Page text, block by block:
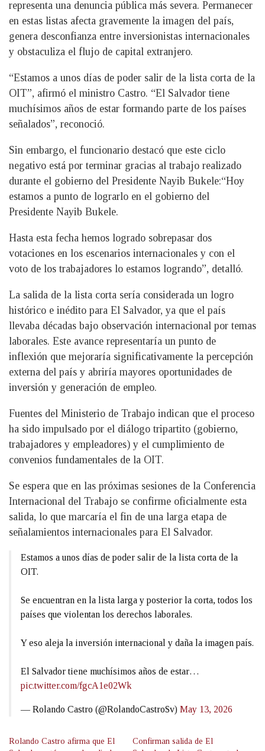
representa una denuncia pública más severa. Permanecer
en estas listas afecta gravemente la imagen del país,
genera desconfianza entre inversionistas internacionales
y obstaculiza el flujo de capital extranjero.
“Estamos a unos días de poder salir de la lista corta de la
OIT”, afirmó el ministro Castro. “El Salvador tiene
muchísimos años de estar formando parte de los países
señalados”, reconoció.
Sin embargo, el funcionario destacó que este ciclo
negativo está por terminar gracias al trabajo realizado
durante el gobierno del Presidente Nayib Bukele:“Hoy
estamos a punto de lograrlo en el gobierno del
Presidente Nayib Bukele.
Hasta esta fecha hemos logrado sobrepasar dos
votaciones en los escenarios internacionales y con el
voto de los trabajadores lo estamos logrando”, detalló.
La salida de la lista corta sería considerada un logro
histórico e inédito para El Salvador, ya que el país
llevaba décadas bajo observación internacional por temas
laborales. Este avance representaría un punto de
inflexión que mejoraría significativamente la percepción
externa del país y abriría mayores oportunidades de
inversión y generación de empleo.
Fuentes del Ministerio de Trabajo indican que el proceso
ha sido impulsado por el diálogo tripartito (gobierno,
trabajadores y empleadores) y el cumplimiento de
convenios fundamentales de la OIT.
Se espera que en las próximas sesiones de la Conferencia
Internacional del Trabajo se confirme oficialmente esta
salida, lo que marcaría el fin de una larga etapa de
señalamientos internacionales para El Salvador.
Estamos a unos días de poder salir de la lista corta de la
OIT.
Se encuentran en la lista larga y posterior la corta, todos los
países que violentan los derechos laborales.
Y eso aleja la inversión internacional y daña la imagen país.
El Salvador tiene muchísimos años de estar…
pic.twitter.com/fgcA1e02Wk
— Rolando Castro (@RolandoCastroSv) May 13, 2026
Rolando Castro afirma que El
Confirman salida de El